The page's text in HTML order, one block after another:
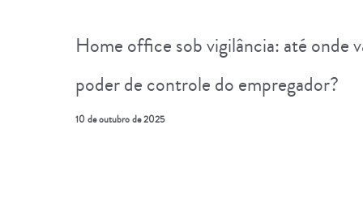
Home office sob vigilância: até onde
poder de controle do empregador?
10 de outubro de 2025